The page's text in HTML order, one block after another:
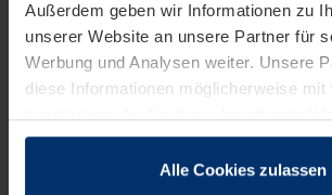
Außerdem geben wir Informationen zu
unserer Website an unsere Partner für
Werbung und Analysen weiter. Unsere
diese Informationen möglicherweise mit
sie im Rahmen Ihrer Nutzung der
Alle Cookies zulassen